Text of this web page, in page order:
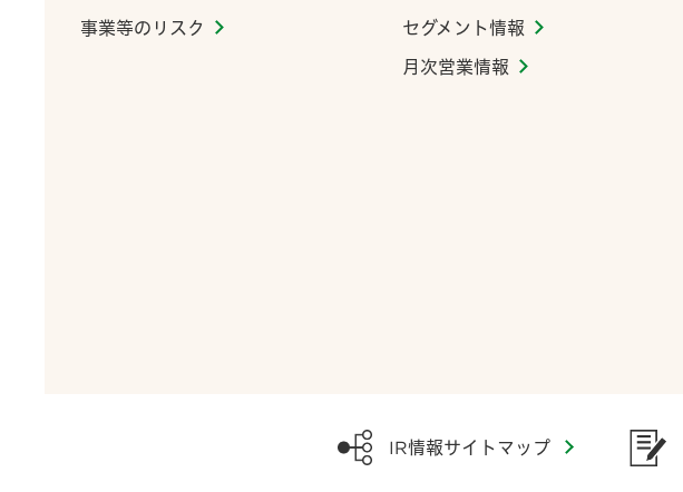
事業等のリスク
セグメント情報
月次営業情報
IR情報サイトマップ